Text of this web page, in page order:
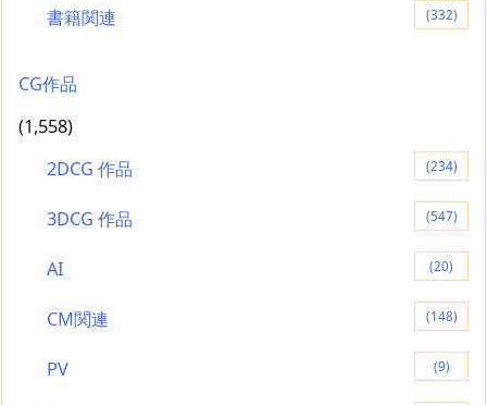
書籍関連 (332)
CG作品
(1,558)
2DCG 作品
(234)
3DCG 作品 (547)
AI (20)
CM関連 (148)
PV (9)